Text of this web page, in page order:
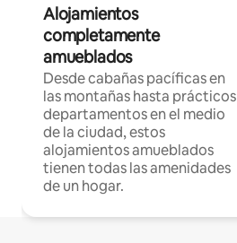
Alojamientos
completamente
amueblados
Desde cabañas pacíficas en
las montañas hasta prácticos
departamentos en el medio
de la ciudad, estos
alojamientos amueblados
tienen todas las amenidades
de un hogar.